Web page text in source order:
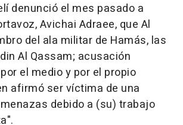
denunció el mes pasado a
Avichai Adraee, que Al
del ala militar de Hamás, las
Al Qassam; acusación
el medio y por el propio
afirmó ser víctima de una
debido a (su) trabajo